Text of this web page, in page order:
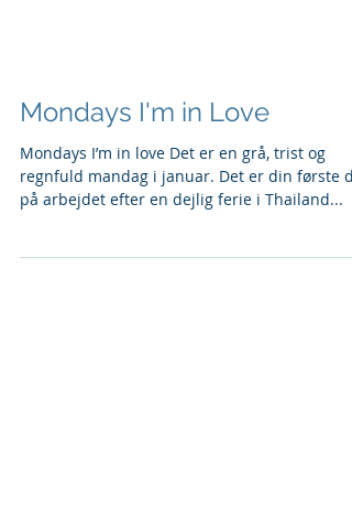
Mondays I'm in Love
Mondays I’m in love Det er en grå, trist og
på arbejdet efter en dejlig ferie i Thailand...